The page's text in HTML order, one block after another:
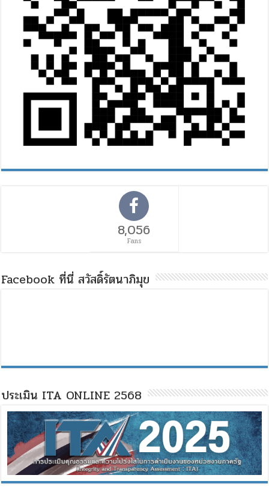
8,056
Fans
Facebook ที่นี่ สวัสดิ์รัตนาภิมุข
ประเมิน ITA ONLINE 2568